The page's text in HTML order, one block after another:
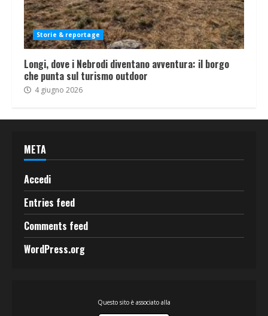
Storie & reportage
Longi, dove i Nebrodi diventano avventura: il borgo
che punta sul turismo outdoor
4 giugno 2026
META
Accedi
Entries feed
Comments feed
WordPress.org
Questo sito è associato alla